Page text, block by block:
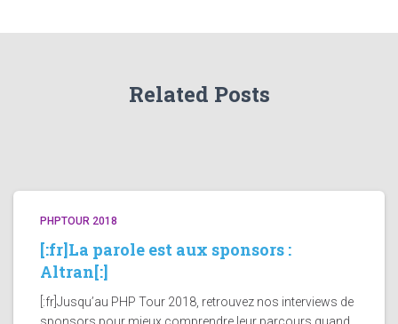
Related Posts
PHPTOUR 2018
[:fr]La parole est aux sponsors :
Altran[:]
[:fr]Jusqu’au PHP Tour 2018, retrouvez nos interviews de